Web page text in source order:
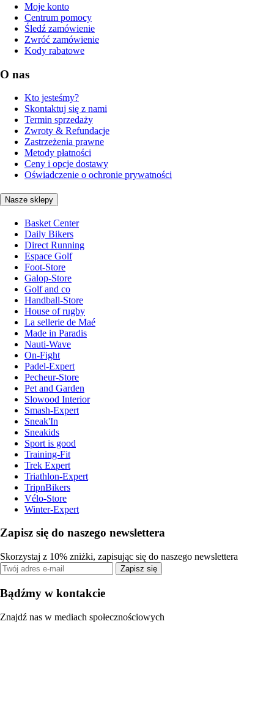
Moje konto
Centrum pomocy
Śledź zamówienie
Zwróć zamówienie
Kody rabatowe
O nas
Kto jesteśmy?
Skontaktuj się z nami
Termin sprzedaży
Zwroty & Refundacje
Zastrzeżenia prawne
Metody płatności
Ceny i opcje dostawy
Oświadczenie o ochronie prywatności
Nasze sklepy
Basket Center
Daily Bikers
Direct Running
Espace Golf
Foot-Store
Galop-Store
Golf and co
Handball-Store
House of rugby
La sellerie de Maé
Made in Paradis
Nauti-Wave
On-Fight
Padel-Expert
Pecheur-Store
Pet and Garden
Slowood Interior
Smash-Expert
Sneak'In
Sneakids
Sport is good
Training-Fit
Trek Expert
Triathlon-Expert
TripnBikers
Vélo-Store
Winter-Expert
Zapisz się do naszego newslettera
Skorzystaj z 10% zniżki, zapisując się do naszego newslettera
Zapisz się
Bądźmy w kontakcie
Znajdź nas w mediach społecznościowych